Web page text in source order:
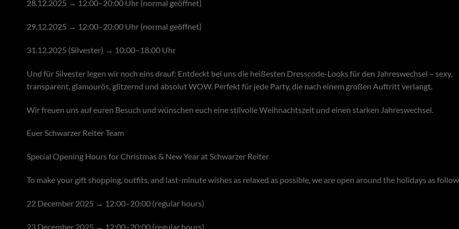
28.12.2025 → 12:00–20:00 Uhr (normal geöffnet)
29.12.2025 → 12:00–20:00 Uhr (normal geöffnet)
31.12.2025 (Silvester) → 10:00–18:00 Uhr
Und für Silvester legen wir noch eins drauf: Entdeckt bei uns die heißesten Dresscode-Looks für den Jahreswechsel – sexy,
transparent, glamourös, glitzernd und absolut WOW. Perfekt für jede Party, die nach einem großen Auftritt verlangt.
Wir freuen uns auf euren Besuch und wünschen euch eine stilvolle Weihnachtszeit und einen starken Jahreswechsel.
Euer Schwarzer Reiter Team
Special Opening Hours for Christmas & New Year at Schwarzer Reiter
To make your gift shopping, outfits, and last-minute wishes as relaxed as possible, we are open around the holidays as
22 December 2025 → 12:00–20:00 (regular hours)
23 December 2025 → 12:00–20:00 (regular hours)